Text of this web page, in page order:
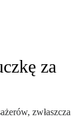
za
zwłaszcza